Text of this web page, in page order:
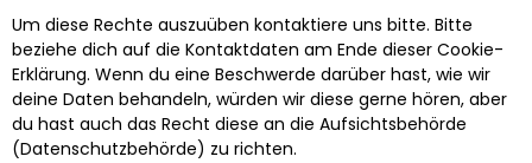
Um diese Rechte auszuüben kontaktiere uns bitte. Bitte
beziehe dich auf die Kontaktdaten am Ende dieser Cookie-
Erklärung. Wenn du eine Beschwerde darüber hast, wie wir
deine Daten behandeln, würden wir diese gerne hören, aber
du hast auch das Recht diese an die Aufsichtsbehörde
(Datenschutzbehörde) zu richten.